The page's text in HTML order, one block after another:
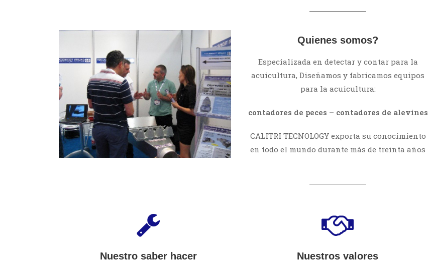
Quienes somos?
Especializada en detectar y contar para la
acuicultura, Diseñamos y fabricamos equipos
para la acuicultura:
contadores de peces – contadores de alevines
CALITRI TECNOLOGY exporta su conocimiento
en todo el mundo durante más de treinta años
Nuestro saber hacer Nuestros valores